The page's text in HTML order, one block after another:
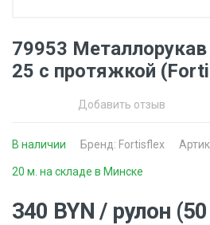
79953
25 с протяжкой
Добавить отзыв
В наличии Бренд: Fortisflex
20 м. на складе в Минске
340 BYN / рулон